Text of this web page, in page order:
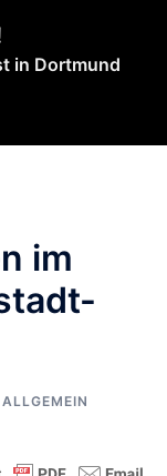
in Dortmund
im
ALLGEMEIN